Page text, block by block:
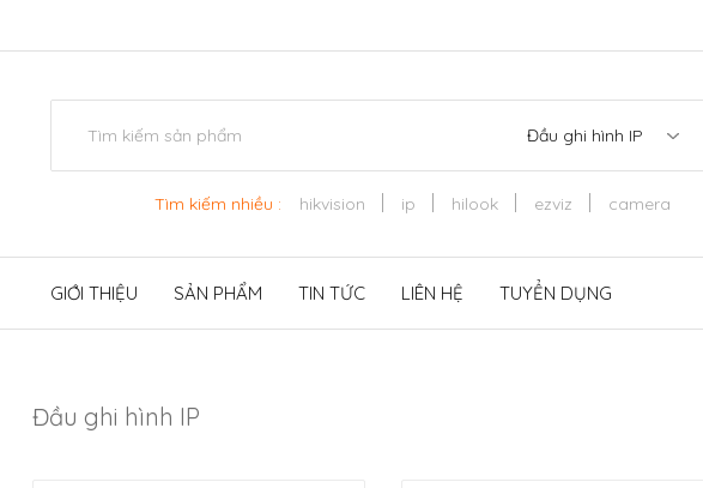
Đầu ghi hình IP
Tìm kiếm nhiều : hikvision ip hilook ezviz camera
GIỚI THIỆU SẢN PHẨM TIN TỨC LIÊN HỆ TUYỂN DỤNG
Đầu ghi hình IP